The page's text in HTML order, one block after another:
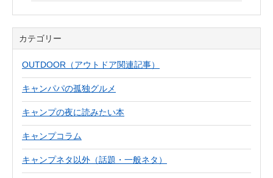
カテゴリー
OUTDOOR（アウトドア関連記事）
キャンパパの孤独グルメ
キャンプの夜に読みたい本
キャンプコラム
キャンプネタ以外（話題・一般ネタ）